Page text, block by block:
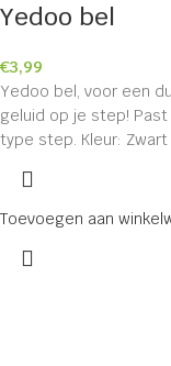
Yedoo bel
€3,99
Yedoo bel, voor een
geluid op je step!
type step. Kleur: Zwart
Toevoegen aan